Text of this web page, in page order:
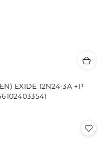
EXIDE 12N24-3A +P